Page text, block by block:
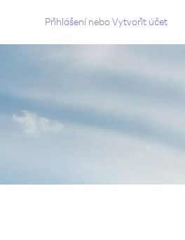
Přihlášení neboVytvořit účet